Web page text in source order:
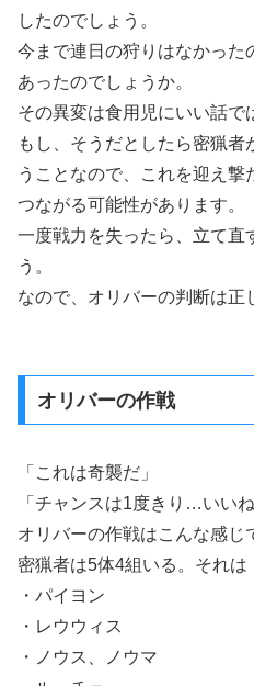
したのでしょう。
今まで連日の狩りはなかった
あったのでしょうか。
その異変は食用児にいい話で
もし、そうだとしたら密猟
うことなので、これを迎え
つながる可能性があります。
一度戦力を失ったら、立て直
う。
なので、オリバーの判断は正
オリバーの作戦
「これは奇襲だ」
「チャンスは1度きり…いいね
オリバーの作戦はこんな感じ
密猟者は5体4組いる。それは
・パイヨン
・レウウィス
・ノウス、ノウマ